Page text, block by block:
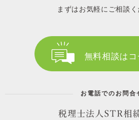
まずはお気軽にご相談く
無料相談は
お電話でのお問合